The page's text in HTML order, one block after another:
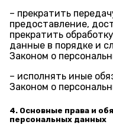
– прекратить
предоставление,
прекратить
данные в порядке и
Законом о
– исполнять иные
Законом о
4. Основные права и
персональных данных